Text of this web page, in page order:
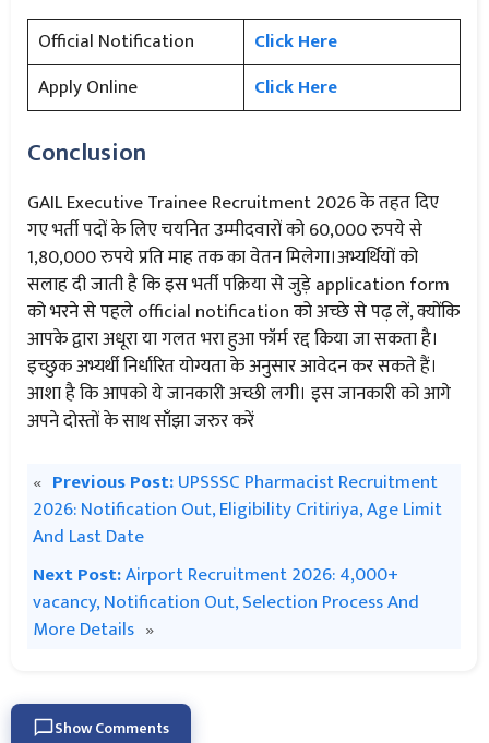
Official Notification
Click Here
Apply Online
Click Here
Conclusion
GAIL Executive Trainee Recruitment 2026 के तहत दिए
गए भर्ती पदों के लिए चयनित उम्मीदवारों को 60,000 रुपये से
1,80,000 रुपये प्रति माह तक का वेतन मिलेगा।अभ्यर्थियों को
सलाह दी जाती है कि इस भर्ती पक्रिया से जुड़े application form
को भरने से पहले official notification को अच्छे से पढ़ लें, क्योंकि
आपके द्वारा अधूरा या गलत भरा हुआ फॉर्म रद्द किया जा सकता है।
इच्छुक अभ्यर्थी निर्धारित योग्यता के अनुसार आवेदन कर सकते हैं।
आशा है कि आपको ये जानकारी अच्छी लगी। इस जानकारी को आगे
अपने दोस्तों के साथ साँझा जरुर करें
« Previous Post:UPSSSC Pharmacist Recruitment
2026: Notification Out, Eligibility Critiriya, Age Limit
And Last Date
Next Post:Airport Recruitment 2026: 4,000+
vacancy, Notification Out, Selection Process And
More Details »
Show Comments